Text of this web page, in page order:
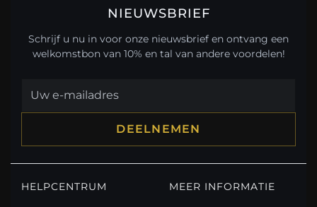
NIEUWSBRIEF
Schrijf u nu in voor onze nieuwsbrief en ontvang een
welkomstbon van 10% en tal van andere voordelen!
DEELNEMEN
HELPCENTRUM MEER INFORMATIE